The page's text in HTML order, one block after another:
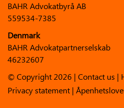
BAHR Advokatbyrå AB
559534-7385
Denmark
BAHR Advokatpartnerselskab
46232607
© Copyright 2026 | Contact us |
Privacy statement |